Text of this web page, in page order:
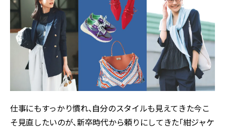
仕事にもすっかり慣れ、自分のスタイルも見えてきた今こ
そ見直したいのが、新卒時代から頼りにしてきた「紺ジャケ